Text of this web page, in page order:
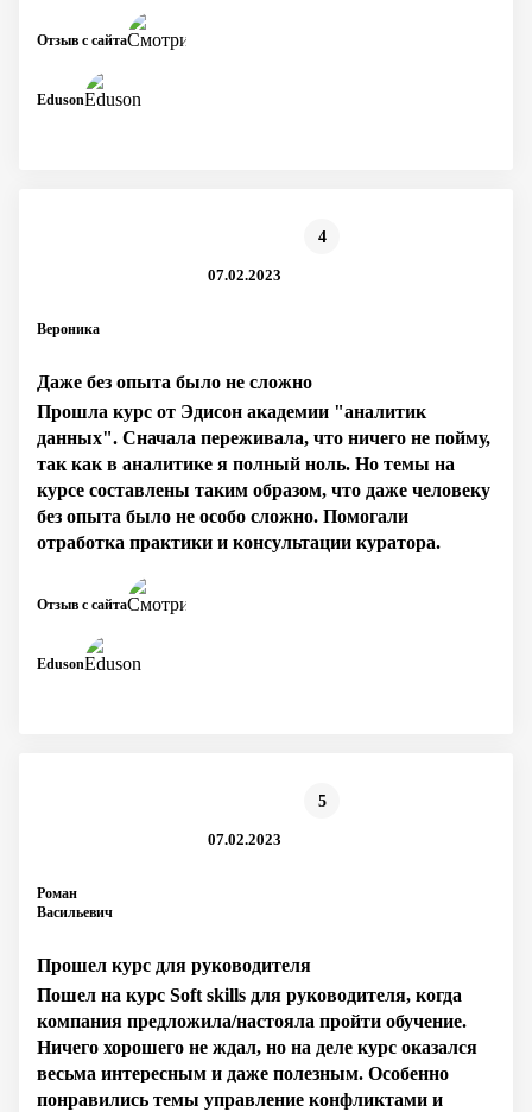
Eduson
Отзыв с сайта
Вероника
4
07.02.2023
Даже без опыта было не сложно
Прошла курс от Эдисон академии "аналитик
данных". Сначала переживала, что ничего не пойму,
так как в аналитике я полный ноль. Но темы на
курсе составлены таким образом, что даже человеку
без опыта было не особо сложно. Помогали
отработка практики и консультации куратора.
Eduson
Отзыв с сайта
Роман
Васильевич
5
07.02.2023
Прошел курс для руководителя
Пошел на курс Soft skills для руководителя, когда
компания предложила/настояла пройти обучение.
Ничего хорошего не ждал, но на деле курс оказался
весьма интересным и даже полезным. Особенно
понравились темы управление конфликтами и